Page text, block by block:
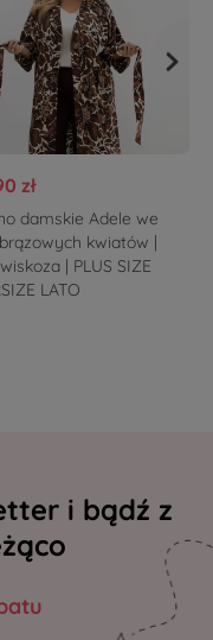
zł
damskie Adele we
kwiatów |
| PLUS SIZE
LATO
i bądź z